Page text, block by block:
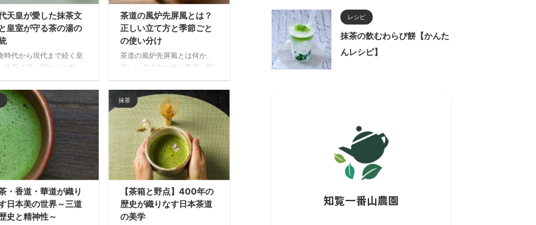
天皇が愛した抹茶文
皇室が守る茶の湯の
時代から現代まで続く皇
抹茶の深い関わりを解
歴代天皇が愛した茶の湯
、宮中茶会の伝統、皇室
達の品質基準など、日本
統文化を守り続けてきた
を紐解きます。
茶道の風炉先屏風とは？
正しい立て方と季節ごと
の使い分け
茶道の風炉先屏風とは何か、
正しい立て方や使う季節、配
置のコツを詳しく解説。初心
者にもわかりやすく、風炉先
屏風の役割や季節ごとの使い
分け、安定した設置方法まで
茶道の基本をご紹介します。
・香道・華道が織り
日本美の世界～三道
史と精神性～
抹茶
【茶箱と野点】400年の
歴史が織りなす日本茶道
の美学
レシピ
抹茶の飲むわらび餅【かんた
んレシピ】
知覧一番山農園